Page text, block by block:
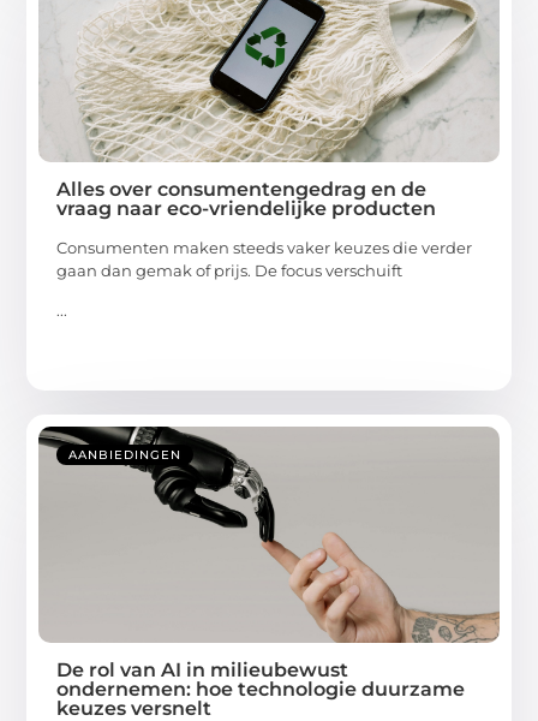
Alles over consumentengedrag en de
vraag naar eco-vriendelijke producten
Consumenten maken steeds vaker keuzes die verder
gaan dan gemak of prijs. De focus verschuift
...
AANBIEDINGEN
De rol van AI in milieubewust
ondernemen: hoe technologie duurzame
keuzes versnelt